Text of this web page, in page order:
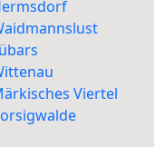
Viertel